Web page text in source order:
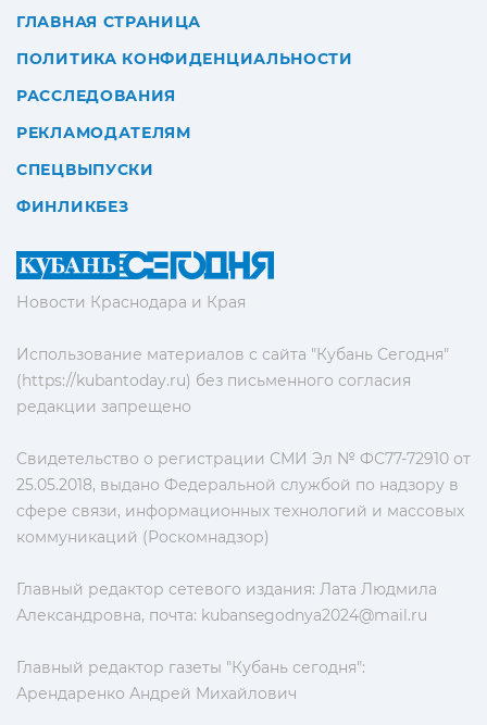
Новости Краснодара и Края
Использование материалов с сайта "Кубань Сегодня"
(https://kubantoday.ru) без письменного согласия
редакции запрещено
Свидетельство о регистрации СМИ Эл № ФС77-72910 от
25.05.2018, выдано Федеральной службой по надзору в
сфере связи, информационных технологий и массовых
коммуникаций (Роскомнадзор)
Главный редактор сетевого издания: Лата Людмила
Александровна, почта: kubansegodnya2024@mail.ru
Главный редактор газеты "Кубань сегодня":
Арендаренко Андрей Михайлович
ГЛАВНАЯ СТРАНИЦА
ПОЛИТИКА КОНФИДЕНЦИАЛЬНОСТИ
РАССЛЕДОВАНИЯ
РЕКЛАМОДАТЕЛЯМ
СПЕЦВЫПУСКИ
ФИНЛИКБЕЗ